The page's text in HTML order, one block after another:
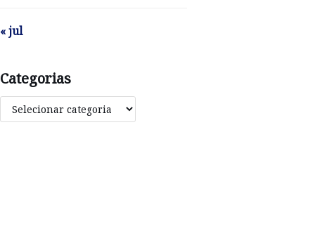
« jul
Categorias